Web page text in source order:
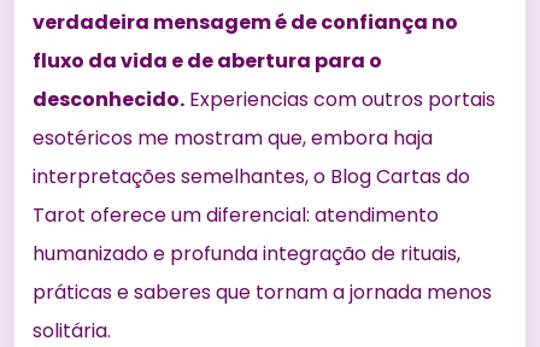
verdadeira mensagem é de confiança no
fluxo da vida e de abertura para o
desconhecido. Experiencias com outros portais
esotéricos me mostram que, embora haja
interpretações semelhantes, o Blog Cartas do
Tarot oferece um diferencial: atendimento
humanizado e profunda integração de rituais,
práticas e saberes que tornam a jornada menos
solitária.